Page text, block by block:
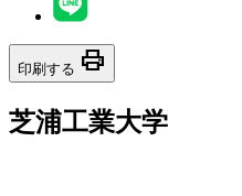
印刷する print
芝浦工業大学